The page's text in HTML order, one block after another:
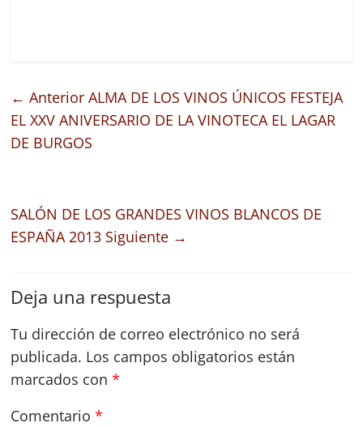
← Anterior ALMA DE LOS VINOS ÚNICOS FESTEJA
EL XXV ANIVERSARIO DE LA VINOTECA EL LAGAR
DE BURGOS
SALÓN DE LOS GRANDES VINOS BLANCOS DE
ESPAÑA 2013 Siguiente →
Deja una respuesta
Tu dirección de correo electrónico no será
publicada. Los campos obligatorios están
marcados con*
Comentario*